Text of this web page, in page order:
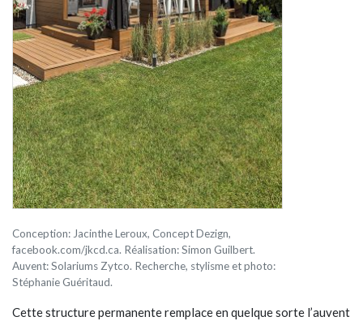
Conception: Jacinthe Leroux, Concept Dezign,
facebook.com/jkcd.ca. Réalisation: Simon Guilbert.
Auvent: Solariums Zytco. Recherche, stylisme et photo:
Stéphanie Guéritaud.
Cette structure permanente remplace en quelque sorte l’auvent